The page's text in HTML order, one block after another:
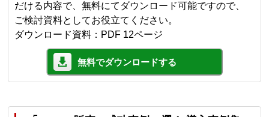
だける内容で、無料にてダウンロード可能ですので、
ご検討資料としてお役立てください。
ダウンロード資料：PDF 12ページ
無料でダウンロードする